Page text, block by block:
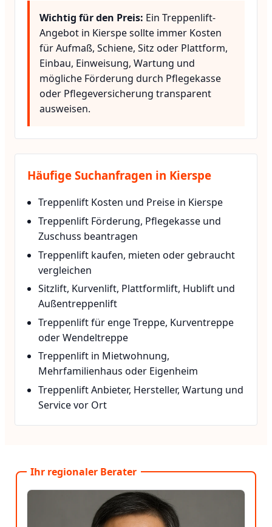
Wichtig für den Preis: Ein Treppenlift-
Angebot in Kierspe sollte immer Kosten
für Aufmaß, Schiene, Sitz oder Plattform,
Einbau, Einweisung, Wartung und
mögliche Förderung durch Pflegekasse
oder Pflegeversicherung transparent
ausweisen.
Häufige Suchanfragen in Kierspe
Treppenlift Kosten und Preise in Kierspe
Treppenlift Förderung, Pflegekasse und
Zuschuss beantragen
Treppenlift kaufen, mieten oder gebraucht
vergleichen
Sitzlift, Kurvenlift, Plattformlift, Hublift und
Außentreppenlift
Treppenlift für enge Treppe, Kurventreppe
oder Wendeltreppe
Treppenlift in Mietwohnung,
Mehrfamilienhaus oder Eigenheim
Treppenlift Anbieter, Hersteller, Wartung und
Service vor Ort
Ihr regionaler Berater